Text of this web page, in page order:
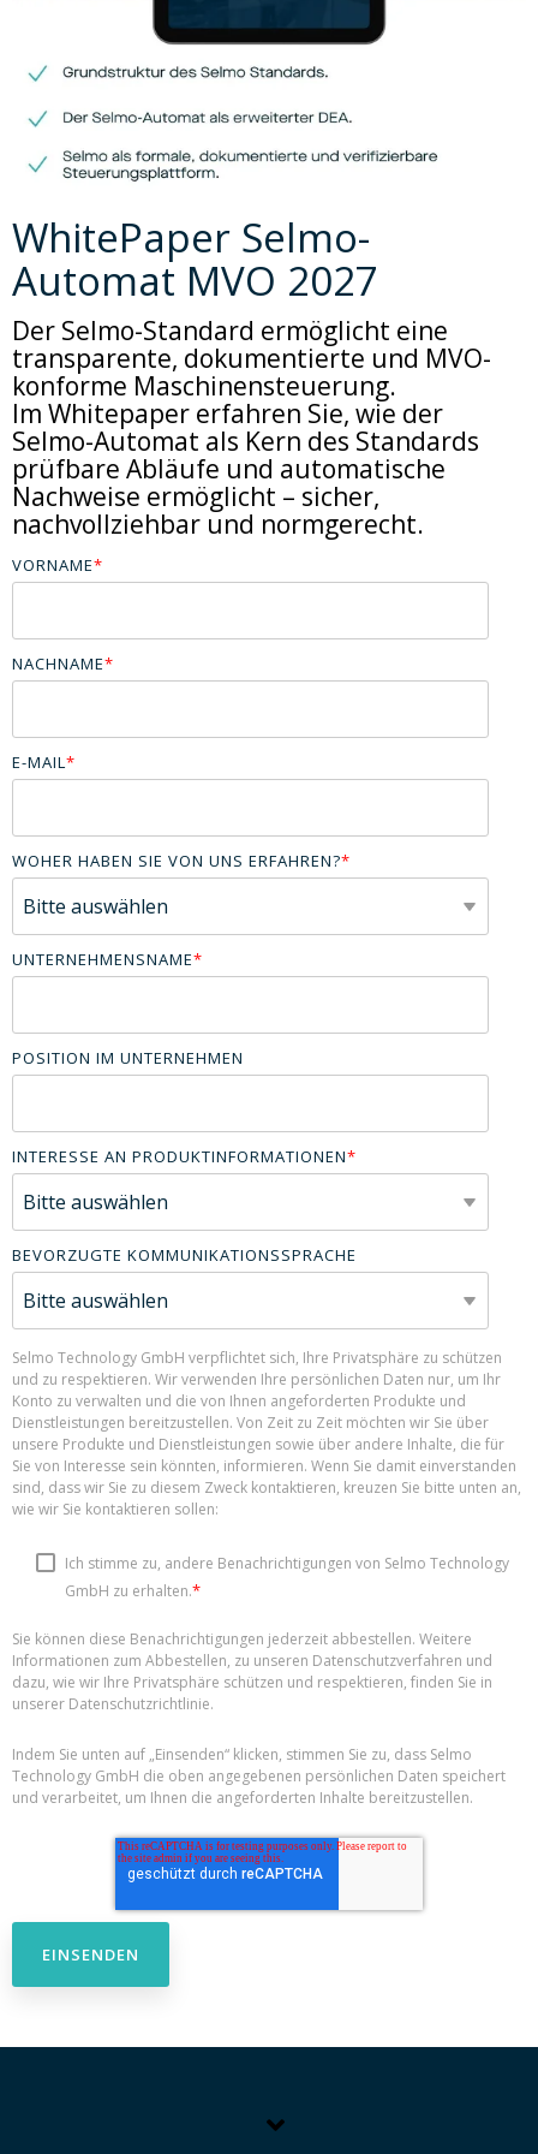
WhitePaper Selmo-
Automat MVO 2027
Der Selmo-Standard ermöglicht eine
transparente, dokumentierte und MVO-
konforme Maschinensteuerung.
Im Whitepaper erfahren Sie, wie der
Selmo-Automat als Kern des Standards
prüfbare Abläufe und automatische
Nachweise ermöglicht – sicher,
nachvollziehbar und normgerecht.
VORNAME*
NACHNAME*
E-MAIL*
WOHER HABEN SIE VON UNS ERFAHREN?*
UNTERNEHMENSNAME*
POSITION IM UNTERNEHMEN
INTERESSE AN PRODUKTINFORMATIONEN*
BEVORZUGTE KOMMUNIKATIONSSPRACHE
Selmo Technology GmbH verpflichtet sich, Ihre Privatsphäre zu schützen
und zu respektieren. Wir verwenden Ihre persönlichen Daten nur, um Ihr
Konto zu verwalten und die von Ihnen angeforderten Produkte und
Dienstleistungen bereitzustellen. Von Zeit zu Zeit möchten wir Sie über
unsere Produkte und Dienstleistungen sowie über andere Inhalte, die für
Sie von Interesse sein könnten, informieren. Wenn Sie damit einverstanden
sind, dass wir Sie zu diesem Zweck kontaktieren, kreuzen Sie bitte unten an,
wie wir Sie kontaktieren sollen:
Ich stimme zu, andere Benachrichtigungen von Selmo Technology
GmbH zu erhalten.*
Sie können diese Benachrichtigungen jederzeit abbestellen. Weitere
Informationen zum Abbestellen, zu unseren Datenschutzverfahren und
dazu, wie wir Ihre Privatsphäre schützen und respektieren, finden Sie in
unserer Datenschutzrichtlinie.
Indem Sie unten auf „Einsenden“ klicken, stimmen Sie zu, dass Selmo
Technology GmbH die oben angegebenen persönlichen Daten speichert
und verarbeitet, um Ihnen die angeforderten Inhalte bereitzustellen.